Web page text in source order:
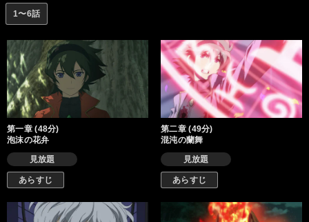
1〜6話
第一章 (48分)
泡沫の花弁
見放題
あらすじ
第二章 (49分)
混沌の蘭舞
見放題
あらすじ